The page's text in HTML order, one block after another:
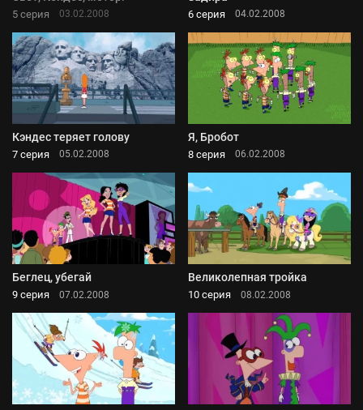
5 серия 03.02.2008 6 серия 04.02.2008
Кэндес теряет голову
7 серия 05.02.2008
Я, Бробот
8 серия 06.02.2008
Беглец, убегай
9 серия 07.02.2008
Великолепная тройка
10 серия 08.02.2008